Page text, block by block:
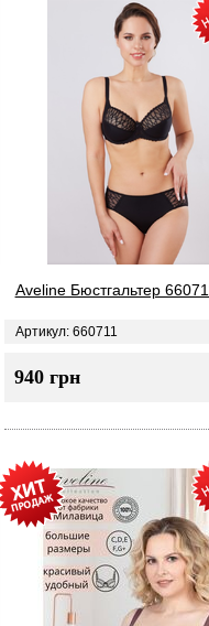
Aveline Бюстгальтер
Артикул: 660711
940 грн